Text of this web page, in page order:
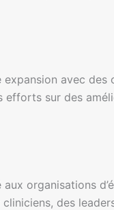
expansion avec
efforts sur des
organisations
des